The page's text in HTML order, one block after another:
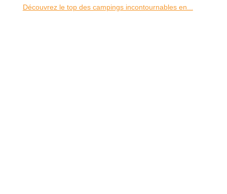
Découvrez le top des campings incontournables en...